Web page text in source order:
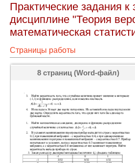
Практические задания к
дисциплине "Теория
математическая
Страницы работы
8 страниц (Word-файл)